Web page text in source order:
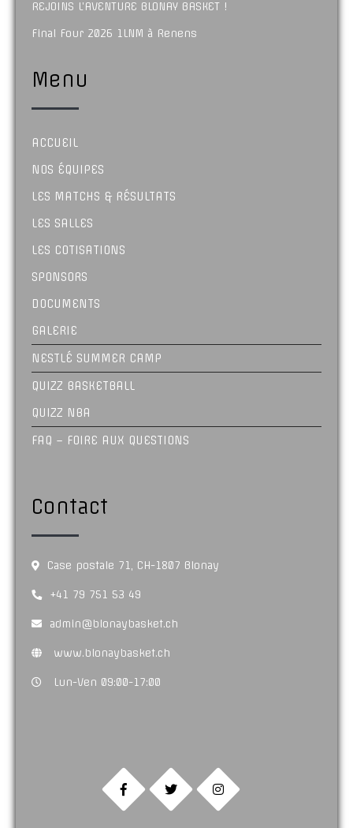
REJOINS L’AVENTURE BLONAY BASKET !
Final Four 2026 1LNM à Renens
Menu
ACCUEIL
NOS ÉQUIPES
LES MATCHS & RÉSULTATS
LES SALLES
LES COTISATIONS
SPONSORS
DOCUMENTS
GALERIE
NESTLÉ SUMMER CAMP
QUIZZ BASKETBALL
QUIZZ NBA
FAQ – FOIRE AUX QUESTIONS
Contact
Case postale 71, CH-1807 Blonay
+41 79 751 53 49
admin@blonaybasket.ch
www.blonaybasket.ch
Lun-Ven 09:00-17:00